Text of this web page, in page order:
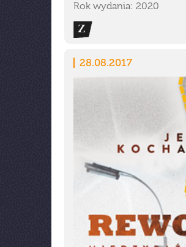
Rok wydania: 2020
28.08.2017